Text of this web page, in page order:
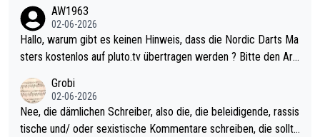
Allerdings ist Mitchell Lawrie als Nummer 1 der Welt eh qualifi
ziert. Somit ändert die automatische Qualifikation des Weltmei
sters erstmal nichts. Ich denke sie wollen damit für nächstes J
ohl wenig WDF Turniere spielen. Dies war bei Archie Self letzt
es Jahr der Fall. Er musste als amtierender Weltmeister durch
den Qualifier und ich glaube kaum, dass Mitchel sich das (in Ve
AW1963
02-06-2026
Hallo, warum gibt es keinen Hinweis, dass die Nordic Darts Ma
sters kostenlos auf pluto.tv übertragen werden ? Bitte den Arti
Grobi
02-06-2026
Nee, die dämlichen Schreiber, also die, die beleidigende, rassis
tische und/ oder sexistische Kommentare schreiben, die sollte